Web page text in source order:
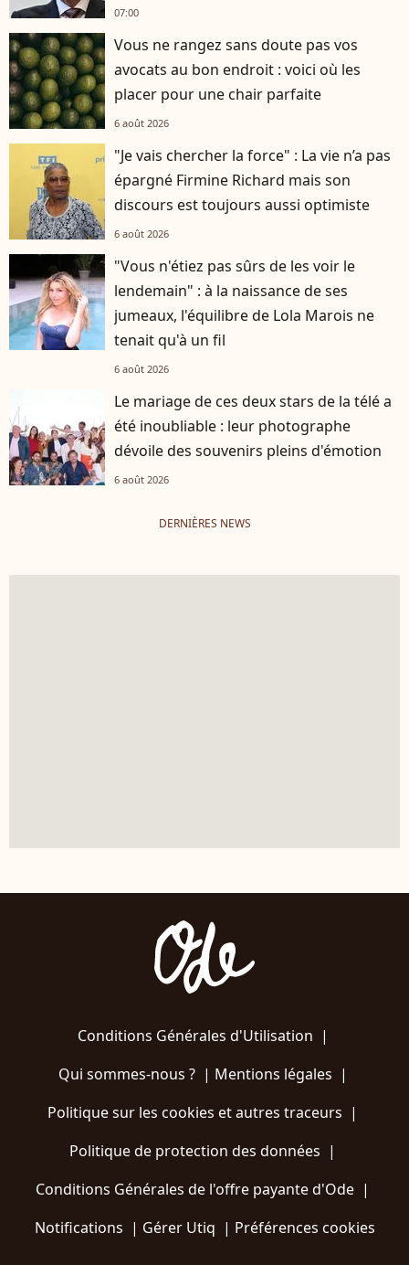
07:00
Vous ne rangez sans doute pas vos
avocats au bon endroit : voici où les
placer pour une chair parfaite
6 août 2026
"Je vais chercher la force" : La vie n’a pas
épargné Firmine Richard mais son
discours est toujours aussi optimiste
6 août 2026
"Vous n'étiez pas sûrs de les voir le
lendemain" : à la naissance de ses
jumeaux, l'équilibre de Lola Marois ne
tenait qu'à un fil
6 août 2026
Le mariage de ces deux stars de la télé a
été inoubliable : leur photographe
dévoile des souvenirs pleins d'émotion
6 août 2026
DERNIÈRES NEWS
Conditions Générales d'Utilisation |
Qui sommes-nous ?| Mentions légales |
Politique sur les cookies et autres traceurs |
Politique de protection des données |
Conditions Générales de l'offre payante d'Ode |
Notifications | Gérer Utiq | Préférences cookies